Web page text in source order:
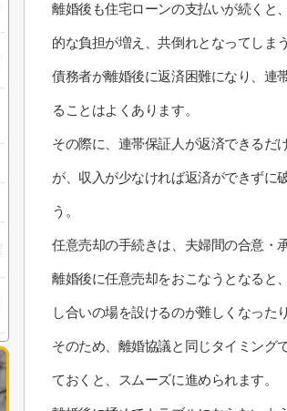
離婚後も住宅ローンの支払いが続くと
的な負担が増え、共倒れとなってしま
債務者が離婚後に返済困難になり、連
ることはよくあります。
その際に、連帯保証人が返済できるだ
が、収入が少なければ返済ができずに
う。
任意売却の手続きは、夫婦間の合意・
離婚後に任意売却をおこなうとなると
し合いの場を設けるのが難しくなった
そのため、離婚協議と同じタイミング
ておくと、スムーズに進められます。